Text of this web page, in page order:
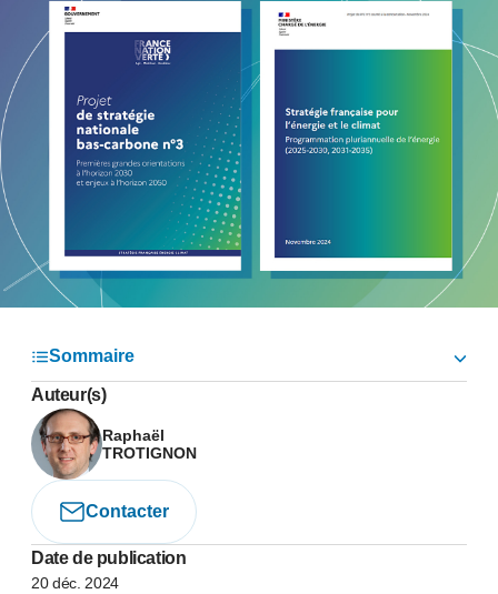
Sommaire
Auteur(s)
Raphaël
TROTIGNON
Contacter
Date de publication
20 déc. 2024